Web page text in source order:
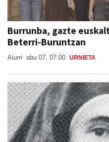
Burrunba, gazte
Beterri-Buruntzan
Aiurri abu 07, 07:00 URNIETA